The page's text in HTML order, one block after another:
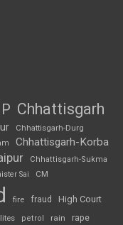
Chhattisgarh
Chhattisgarh-Durg
Chhattisgarh-Korba
Chhattisgarh-Sukma
Sai CM
fire fraud High Court
petrol rain rape